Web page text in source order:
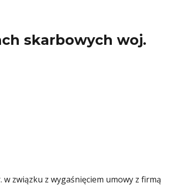
skarbowych woj.
związku z wygaśnięciem umowy z firmą